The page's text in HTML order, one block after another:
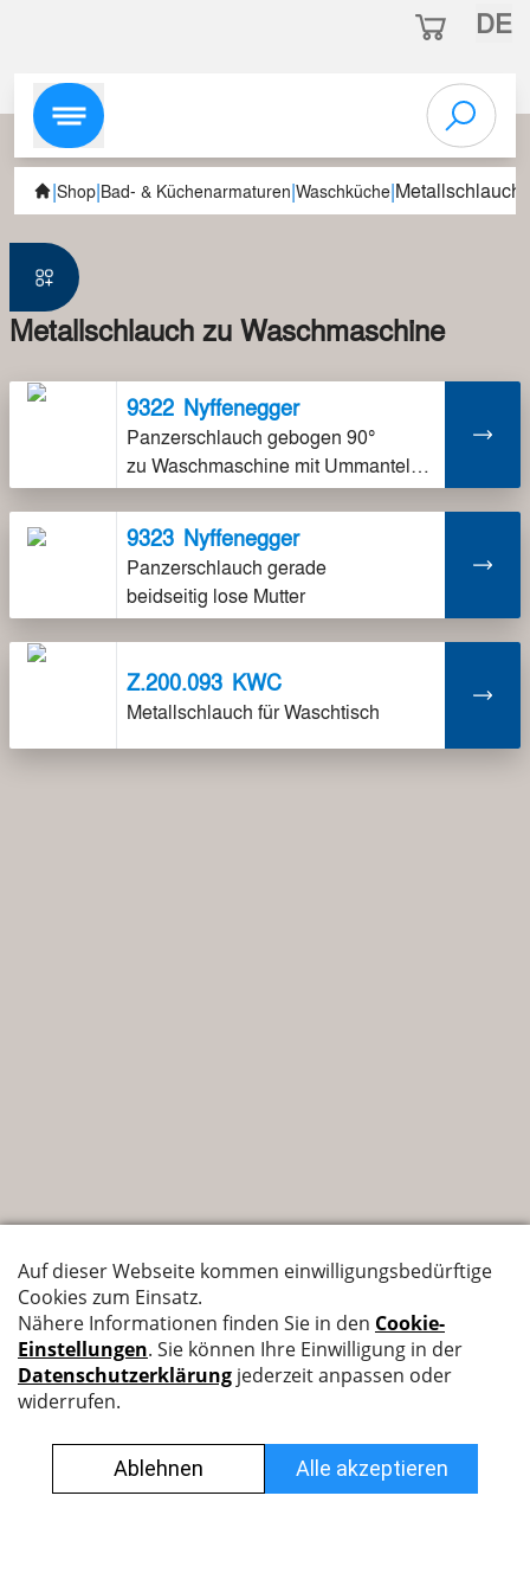
DE
|Shop|Bad- & Küchenarmaturen|Waschküche|Metallschlauch
Metallschlauch zu Waschmaschine
9322 Nyffenegger
Panzerschlauch gebogen 90°
zu Waschmaschine mit Ummantelung
9323 Nyffenegger
Panzerschlauch gerade
beidseitig lose Mutter
Z.200.093 KWC
Metallschlauch für Waschtisch
Nyffenegger Armaturen AG
Leutschenbachstrasse 38